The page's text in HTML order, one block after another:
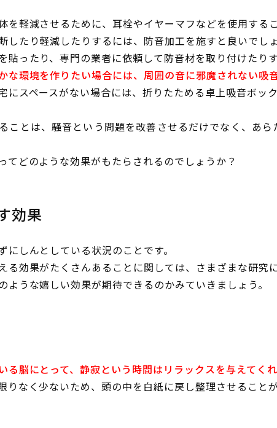
を軽減させるために、耳栓やイヤーマフなどを使用するこ
したり軽減したりするには、防音加工を施すと良いでしょ
貼ったり、専門の業者に依頼して防音材を取り付けたり
な環境を作りたい場合には、周囲の音に邪魔されない吸
にスペースがない場合には、折りたためる卓上吸音ボッ
ことは、騒音という問題を改善させるだけでなく、あ
てどのような効果がもたらされるのでしょうか？
効果
にしんとしている状況のことです。
る効果がたくさんあることに関しては、さまざまな研究
ような嬉しい効果が期待できるのかみていきましょう。
る脳にとって、静寂という時間はリラックスを与えてく
りなく少ないため、頭の中を白紙に戻し整理させること